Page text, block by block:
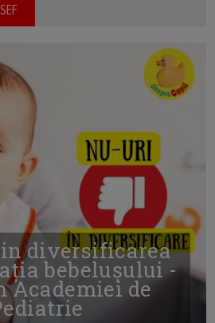
in diversificarea
bebelușului -
Academiei de